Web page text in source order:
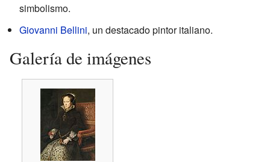
simbolismo.
Giovanni Bellini, un destacado pintor italiano.
Galería de imágenes